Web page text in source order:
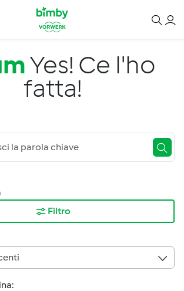
Yes! Ce l'ho
fatta!
Filtro